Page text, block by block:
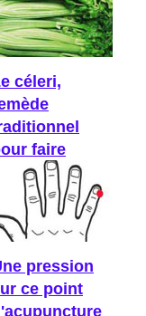
céleri,
faire
baisser la ...
pression
ce point